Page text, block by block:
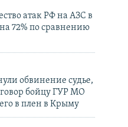
атак РФ на АЗС в
72% по сравнению
обвинение судье,
бойцу ГУР МО
в плен в Крыму